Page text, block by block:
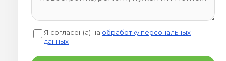
Я согласен(а) на обработку персональных
данных